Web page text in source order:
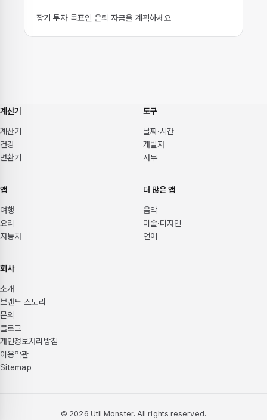
장기 투자 목표인 은퇴 자금을 계획하세요
계산기
계산기
건강
변환기
도구
날짜·시간
개발자
사무
앱
여행
요리
자동차
더 많은 앱
음악
미술·디자인
언어
회사
소개
브랜드 스토리
문의
블로그
개인정보처리방침
이용약관
Sitemap
© 2026 Util Monster. All rights reserved.